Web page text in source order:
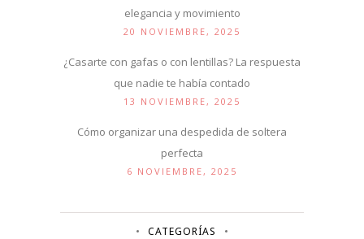
elegancia y movimiento
20 NOVIEMBRE, 2025
¿Casarte con gafas o con lentillas? La respuesta
que nadie te había contado
13 NOVIEMBRE, 2025
Cómo organizar una despedida de soltera
perfecta
6 NOVIEMBRE, 2025
CATEGORÍAS